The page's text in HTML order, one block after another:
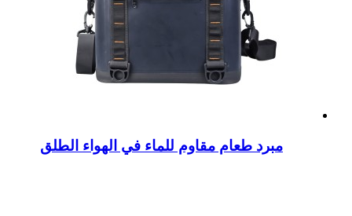
مبرد طعام مقاوم للماء في الهواء الطلق